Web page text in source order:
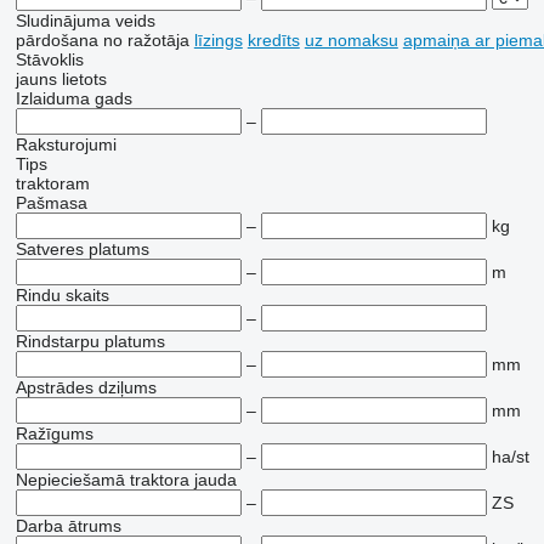
Sludinājuma veids
pārdošana no ražotāja līzings kredīts uz nomaksu apmaiņa ar
Stāvoklis
jauns lietots
Izlaiduma gads
–
Raksturojumi
Tips
traktoram
Pašmasa
–
kg
Satveres platums
–
m
Rindu skaits
–
Rindstarpu platums
–
mm
Apstrādes dziļums
–
mm
Ražīgums
–
ha/st
Nepieciešamā traktora jauda
–
ZS
Darba ātrums